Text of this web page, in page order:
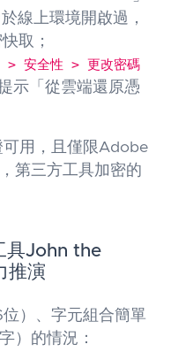
線上環境開啟過，
取；
> 安全性 > 更改密碼
示「從雲端還原憑
用，且僅限Adobe
第三方工具加密的
具John the
推演
）、字元組合簡單
）的情況：